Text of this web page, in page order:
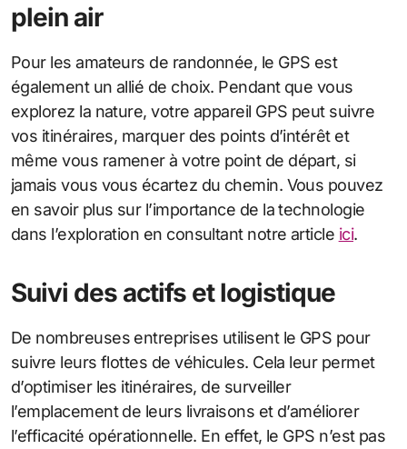
plein air
Pour les amateurs de randonnée, le GPS est
également un allié de choix. Pendant que vous
explorez la nature, votre appareil GPS peut suivre
vos itinéraires, marquer des points d’intérêt et
même vous ramener à votre point de départ, si
jamais vous vous écartez du chemin. Vous pouvez
en savoir plus sur l’importance de la technologie
dans l’exploration en consultant notre article ici.
Suivi des actifs et logistique
De nombreuses entreprises utilisent le GPS pour
suivre leurs flottes de véhicules. Cela leur permet
d’optimiser les itinéraires, de surveiller
l’emplacement de leurs livraisons et d’améliorer
l’efficacité opérationnelle. En effet, le GPS n’est pas